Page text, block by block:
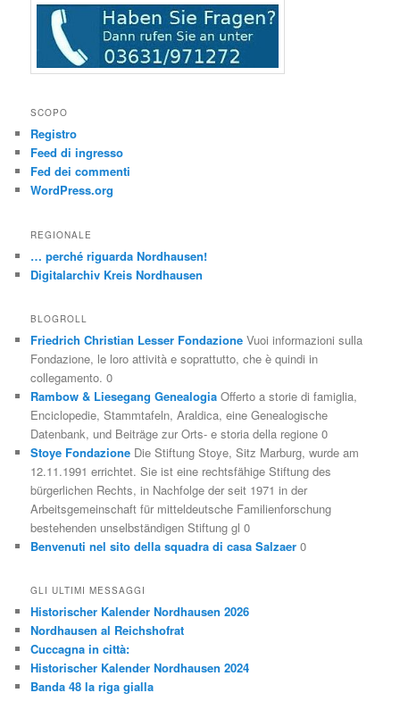
SCOPO
Registro
Feed di ingresso
Fed dei commenti
WordPress.org
REGIONALE
… perché riguarda Nordhausen!
Digitalarchiv Kreis Nordhausen
BLOGROLL
Friedrich Christian Lesser Fondazione Vuoi informazioni sulla
Fondazione, le loro attività e soprattutto, che è quindi in
collegamento. 0
Rambow & Liesegang Genealogia Offerto a storie di famiglia,
Enciclopedie, Stammtafeln, Araldica, eine Genealogische
Datenbank, und Beiträge zur Orts- e storia della regione 0
Stoye Fondazione Die Stiftung Stoye, Sitz Marburg, wurde am
12.11.1991 errichtet. Sie ist eine rechtsfähige Stiftung des
bürgerlichen Rechts, in Nachfolge der seit 1971 in der
Arbeitsgemeinschaft für mitteldeutsche Familienforschung
bestehenden unselbständigen Stiftung gl 0
Benvenuti nel sito della squadra di casa Salzaer 0
GLI ULTIMI MESSAGGI
Historischer Kalender Nordhausen 2026
Nordhausen al Reichshofrat
Cuccagna in città:
Historischer Kalender Nordhausen 2024
Banda 48 la riga gialla